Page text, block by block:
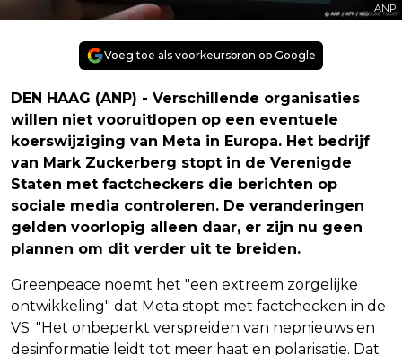
ANP
Voeg toe als voorkeursbron op Google
DEN HAAG (ANP) - Verschillende organisaties
willen niet vooruitlopen op een eventuele
koerswijziging van Meta in Europa. Het bedrijf
van Mark Zuckerberg stopt in de Verenigde
Staten met factcheckers die berichten op
sociale media controleren. De veranderingen
gelden voorlopig alleen daar, er zijn nu geen
plannen om dit verder uit te breiden.
Greenpeace noemt het "een extreem zorgelijke
ontwikkeling" dat Meta stopt met factchecken in de
VS. "Het onbeperkt verspreiden van nepnieuws en
desinformatie leidt tot meer haat en polarisatie. Dat